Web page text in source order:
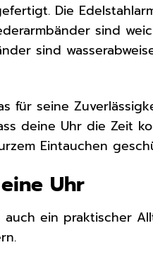
Die
sind
sind
für seine
deine Uhr die Zeit
Eintauchen
Uhr
auch ein praktischer